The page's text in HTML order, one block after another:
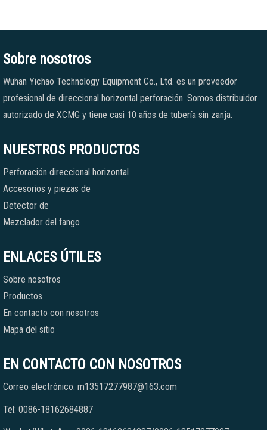
Sobre nosotros
Wuhan Yichao Technology Equipment Co., Ltd. es un proveedor
profesional de direccional horizontal perforación. Somos distribuidor
autorizado de XCMG y tiene casi 10 años de tubería sin zanja.
NUESTROS PRODUCTOS
Perforación direccional horizontal
Accesorios y piezas de
Detector de
Mezclador del fango
ENLACES ÚTILES
Sobre nosotros
Productos
En contacto con nosotros
Mapa del sitio
EN CONTACTO CON NOSOTROS
Correo electrónico: m13517277987@163.com
Tel: 0086-18162684887